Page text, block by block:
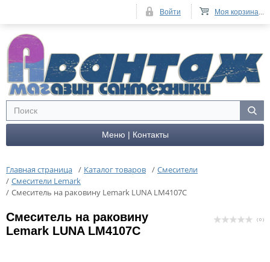
Меню | Контакты
Главная страница / Каталог товаров / Смесители
/ Смесители Lemark
/ Cмеситель на раковину Lemark LUNA LM4107C
Cмеситель на раковину
Lemark LUNA LM4107C
( 0 )
Моя корзина...
Войти